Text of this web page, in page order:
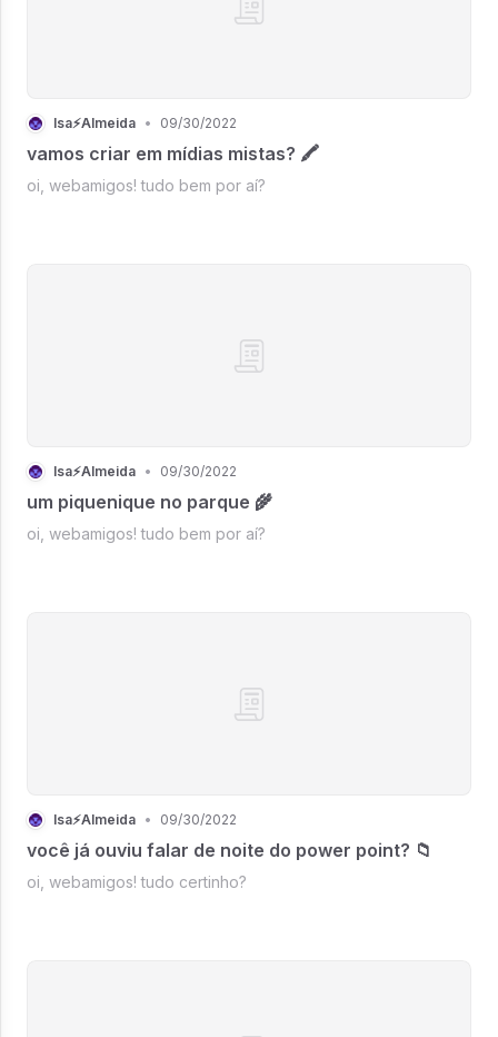
Isa⚡Almeida • 09/30/2022
vamos criar em mídias mistas? 🖍
oi, webamigos! tudo bem por aí?
Isa⚡Almeida • 09/30/2022
um piquenique no parque 🌾
oi, webamigos! tudo bem por aí?
Isa⚡Almeida • 09/30/2022
você já ouviu falar de noite do power point? 📁
oi, webamigos! tudo certinho?